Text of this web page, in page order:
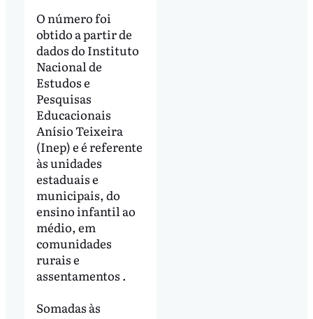
O número foi
obtido a partir de
dados do Instituto
Nacional de
Estudos e
Pesquisas
Educacionais
Anísio Teixeira
(Inep) e é referente
às unidades
estaduais e
municipais, do
ensino infantil ao
médio, em
comunidades
rurais e
assentamentos .
Somadas às